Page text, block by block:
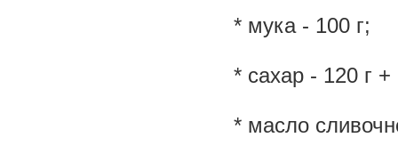
* мука - 100 г;
* сахар - 120 г
* масло